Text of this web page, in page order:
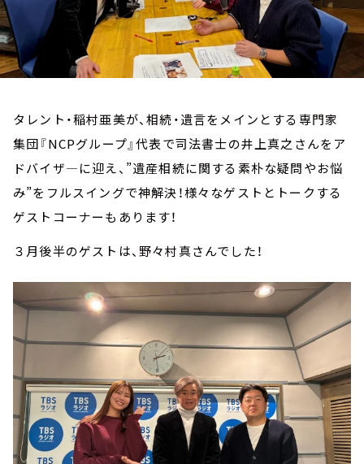
タレント・稲村亜美が、相続・遺言をメインとする専門家
集団『NCPグループ』代表で司法書士の井上真之さんをア
ドバイザ―に迎え、”遺産相続に関する素朴な疑問やお悩
み”をフルスイングで神解決！様々なゲストとトークする
ゲストコーナーもあります！
３月後半のゲストは、野々村真さんでした！